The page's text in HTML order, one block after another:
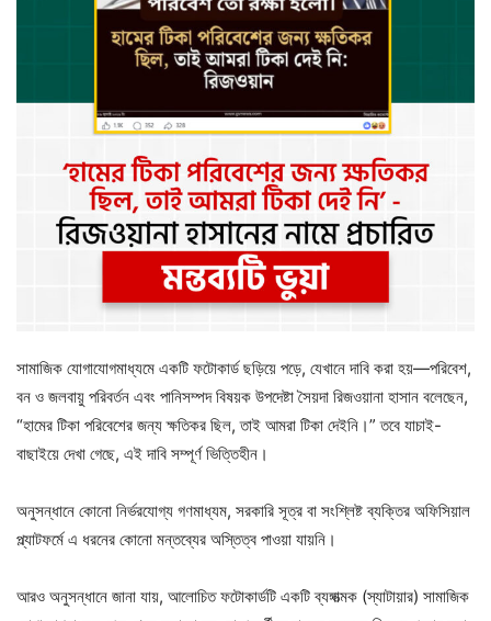
সামাজিক যোগাযোগমাধ্যমে একটি ফটোকার্ড ছড়িয়ে পড়ে, যেখানে দাবি করা হয়—পরিবেশ,
বন ও জলবায়ু পরিবর্তন এবং পানিসম্পদ বিষয়ক উপদেষ্টা সৈয়দা রিজওয়ানা হাসান বলেছেন,
“হামের টিকা পরিবেশের জন্য ক্ষতিকর ছিল, তাই আমরা টিকা দেইনি।” তবে যাচাই-
বাছাইয়ে দেখা গেছে, এই দাবি সম্পূর্ণ ভিত্তিহীন।
অনুসন্ধানে কোনো নির্ভরযোগ্য গণমাধ্যম, সরকারি সূত্র বা সংশ্লিষ্ট ব্যক্তির অফিসিয়াল
প্ল্যাটফর্মে এ ধরনের কোনো মন্তব্যের অস্তিত্ব পাওয়া যায়নি।
আরও অনুসন্ধানে জানা যায়, আলোচিত ফটোকার্ডটি একটি ব্যঙ্গাত্মক (স্যাটায়ার) সামাজিক